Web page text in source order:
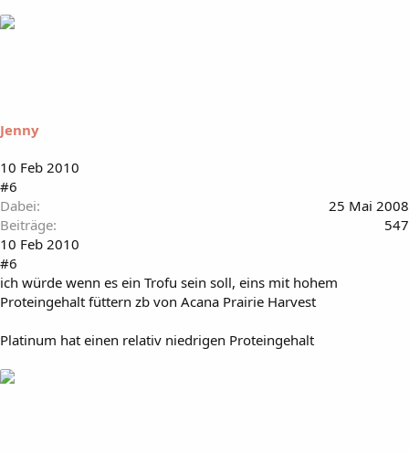
Jenny
10 Feb 2010
#6
Dabei
25 Mai 2008
Beiträge
547
10 Feb 2010
#6
ich würde wenn es ein Trofu sein soll, eins mit hohem
Proteingehalt füttern zb von Acana Prairie Harvest
Platinum hat einen relativ niedrigen Proteingehalt